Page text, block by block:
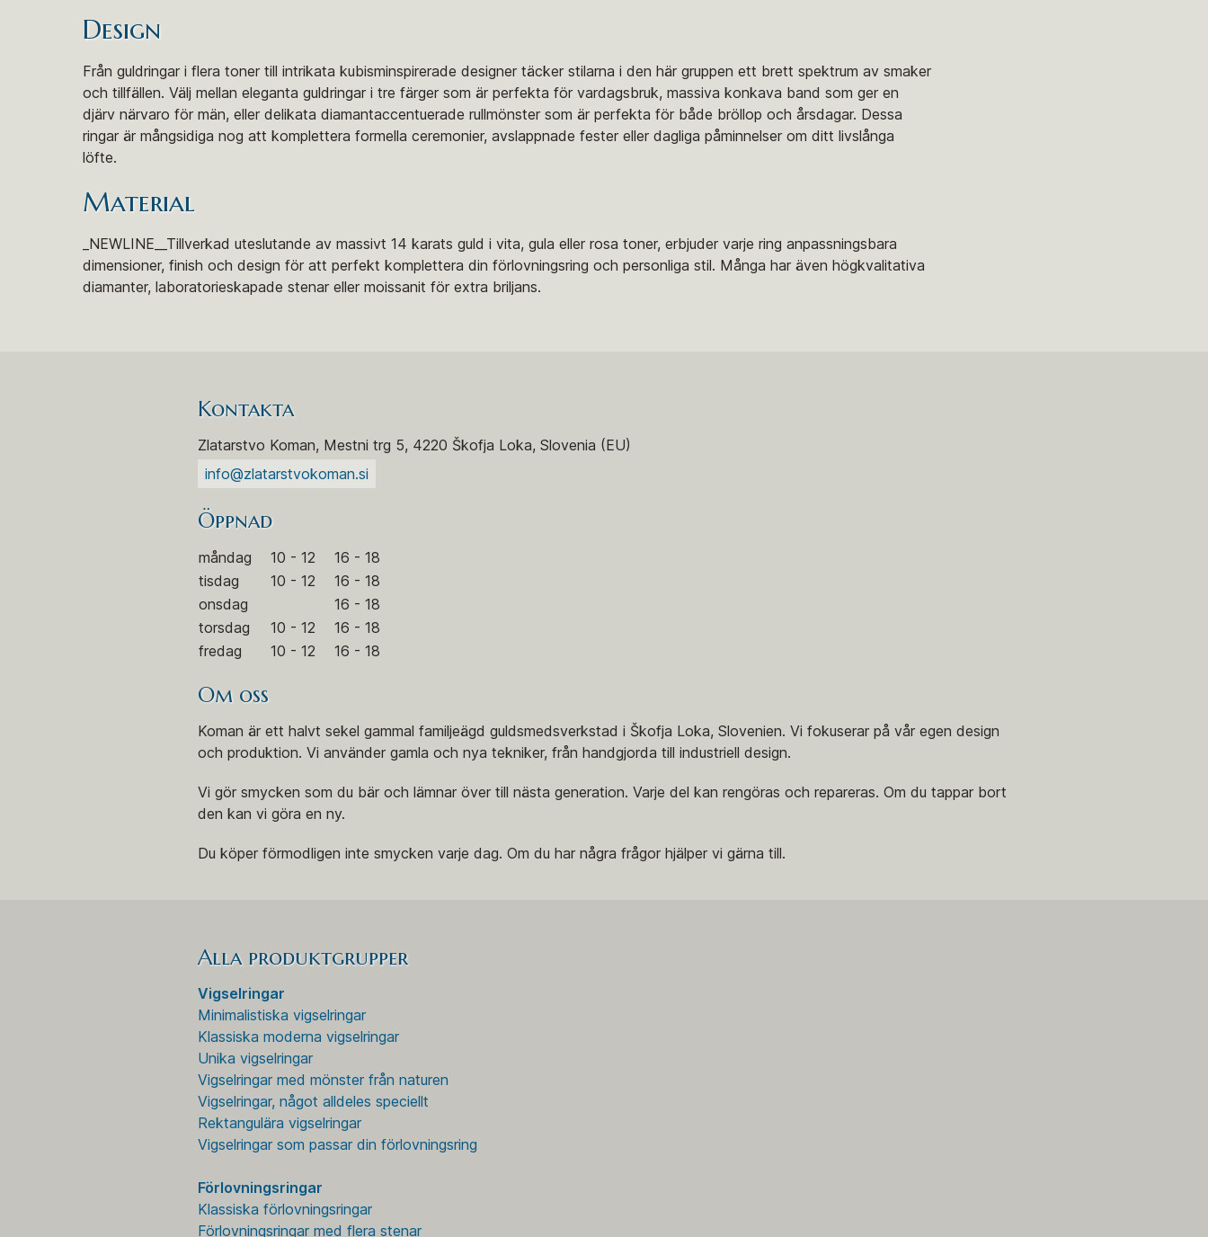
Design
Från guldringar i flera toner till intrikata kubisminspirerade designer täcker stilarna i den här gruppen ett brett spektrum av smaker
och tillfällen. Välj mellan eleganta guldringar i tre färger som är perfekta för vardagsbruk, massiva konkava band som ger en
djärv närvaro för män, eller delikata diamantaccentuerade rullmönster som är perfekta för både bröllop och årsdagar. Dessa
ringar är mångsidiga nog att komplettera formella ceremonier, avslappnade fester eller dagliga påminnelser om ditt livslånga
löfte.
Material
_NEWLINE__Tillverkad uteslutande av massivt 14 karats guld i vita, gula eller rosa toner, erbjuder varje ring anpassningsbara
dimensioner, finish och design för att perfekt komplettera din förlovningsring och personliga stil. Många har även högkvalitativa
diamanter, laboratorieskapade stenar eller moissanit för extra briljans.
Kontakta
Zlatarstvo Koman, Mestni trg 5, 4220 Škofja Loka, Slovenia (EU)
info@zlatarstvokoman.si
Öppnad
måndag 10 - 12
16 - 18
tisdag
10 - 12
16 - 18
onsdag
16 - 18
torsdag
10 - 12
16 - 18
fredag
10 - 12 16 - 18
Om oss
Koman är ett halvt sekel gammal familjeägd guldsmedsverkstad i Škofja Loka, Slovenien. Vi fokuserar på vår egen design
och produktion. Vi använder gamla och nya tekniker, från handgjorda till industriell design.
Vi gör smycken som du bär och lämnar över till nästa generation. Varje del kan rengöras och repareras. Om du tappar bort
den kan vi göra en ny.
Du köper förmodligen inte smycken varje dag. Om du har några frågor hjälper vi gärna till.
Alla produktgrupper
Vigselringar
Minimalistiska vigselringar
Klassiska moderna vigselringar
Unika vigselringar
Vigselringar med mönster från naturen
Vigselringar, något alldeles speciellt
Rektangulära vigselringar
Vigselringar som passar din förlovningsring
Förlovningsringar
Klassiska förlovningsringar
Förlovningsringar med flera stenar